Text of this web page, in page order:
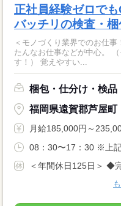
正社員経験ゼロで
バッチリの検査・梱
＜モノづくり業界でのお仕事！＞ 仕分けや梱包、包装といっ
たんなお仕事などが中心。
す！） 覚えやすい...
梱包・仕分け・検品
福岡県遠賀郡芦屋町
月給185,000円～
08：30〜17：30 ※上記
＜年間休日125日＞ ◆